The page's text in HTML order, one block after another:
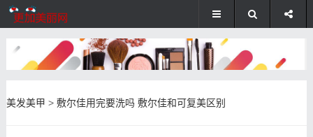
美发美甲 > 敷尔佳用完要洗吗 敷尔佳和可复美区别